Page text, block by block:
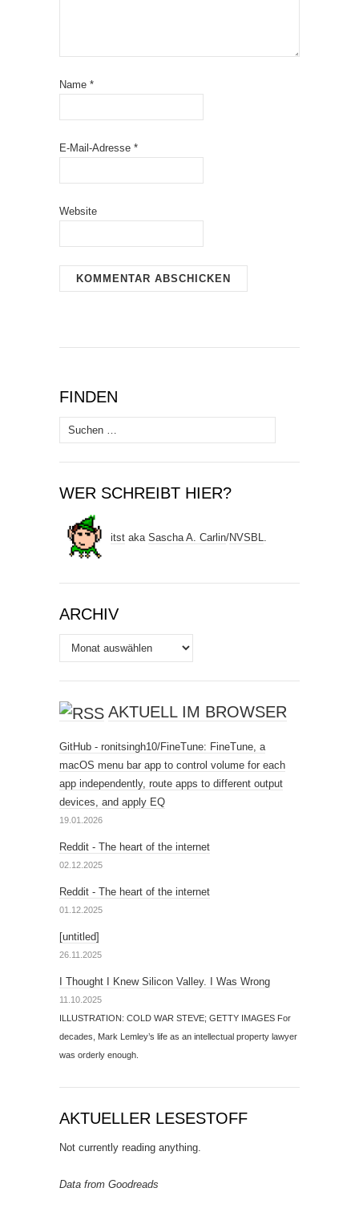
Name *
E-Mail-Adresse *
Website
FINDEN
Suchen
nach:
WER SCHREIBT HIER?
itst aka Sascha A. Carlin/NVSBL.
ARCHIV
Archiv
AKTUELL IM BROWSER
GitHub - ronitsingh10/FineTune: FineTune, a
macOS menu bar app to control volume for each
app independently, route apps to different output
devices, and apply EQ
19.01.2026
Reddit - The heart of the internet
02.12.2025
Reddit - The heart of the internet
01.12.2025
[untitled]
26.11.2025
I Thought I Knew Silicon Valley. I Was Wrong
11.10.2025
ILLUSTRATION: COLD WAR STEVE; GETTY IMAGES For
decades, Mark Lemley’s life as an intellectual property lawyer
was orderly enough.
AKTUELLER LESESTOFF
Not currently reading anything.
Data from Goodreads